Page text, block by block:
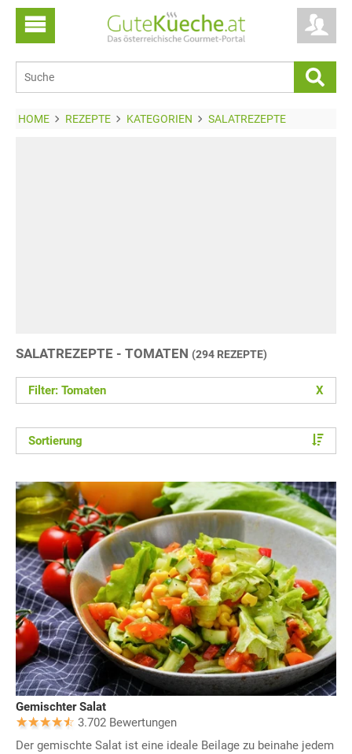
HOME REZEPTE KATEGORIEN SALATREZEPTE
SALATREZEPTE - TOMATEN (294 REZEPTE)
Filter: Tomaten X
Sortierung
Gemischter Salat
3.702 Bewertungen
Der gemischte Salat ist eine ideale Beilage zu beinahe jedem